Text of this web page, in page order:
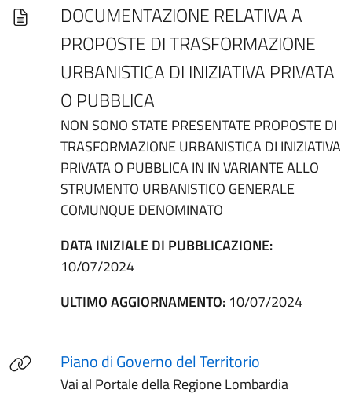
DOCUMENTAZIONE RELATIVA A
PROPOSTE DI TRASFORMAZIONE
URBANISTICA DI INIZIATIVA PRIVATA
O PUBBLICA
NON SONO STATE PRESENTATE PROPOSTE DI
TRASFORMAZIONE URBANISTICA DI INIZIATIVA
PRIVATA O PUBBLICA IN IN VARIANTE ALLO
STRUMENTO URBANISTICO GENERALE
COMUNQUE DENOMINATO
DATA INIZIALE DI PUBBLICAZIONE:
10/07/2024
ULTIMO AGGIORNAMENTO: 10/07/2024
Piano di Governo del Territorio
Vai al Portale della Regione Lombardia